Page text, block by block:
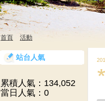
首頁 活動
站台人氣
累積人氣： 134,052
當日人氣： 0